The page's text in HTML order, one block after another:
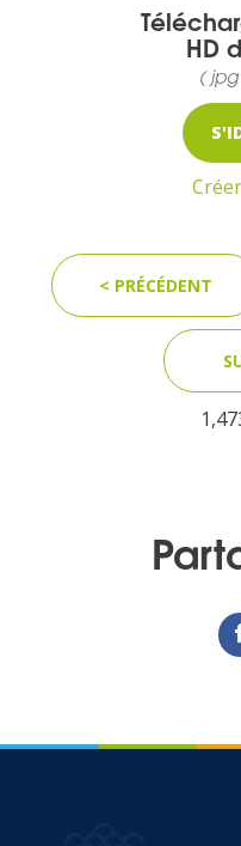
Journaliste
Qui sommes
Planning
Marchés /
Photothèque
HD
(
< PRÉCÉDENT